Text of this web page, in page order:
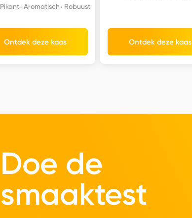
Pikant Aromatisch Robuust
Ontdek deze kaas Ontdek deze kaas
Doe de
smaaktest